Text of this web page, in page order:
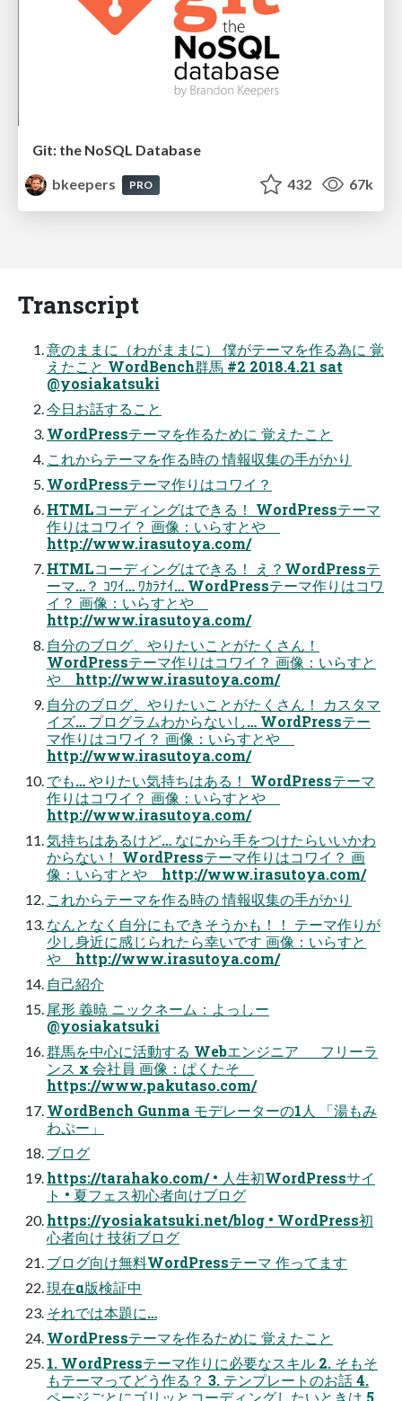
Git: the NoSQL Database
bkeepers
PRO 432 67k
Transcript
意のままに（わがままに） 僕がテーマを作る為に 覚
えたこと WordBench群馬 #2 2018.4.21 sat
@yosiakatsuki
今日お話すること
WordPressテーマを作るために 覚えたこと
これからテーマを作る時の 情報収集の手がかり
WordPressテーマ作りはコワイ？
HTMLコーディングはできる！ WordPressテーマ
作りはコワイ？ 画像：いらすとや
http://www.irasutoya.com/
HTMLコーディングはできる！ え？WordPressテ
ーマ…？ ｺﾜｲ… ﾜｶﾗﾅｲ… WordPressテーマ作りはコワ
イ？ 画像：いらすとや
http://www.irasutoya.com/
自分のブログ、やりたいことがたくさん！
WordPressテーマ作りはコワイ？ 画像：いらすと
や http://www.irasutoya.com/
自分のブログ、やりたいことがたくさん！ カスタマ
イズ… プログラムわからないし… WordPressテー
マ作りはコワイ？ 画像：いらすとや
http://www.irasutoya.com/
でも… やりたい気持ちはある！ WordPressテーマ
作りはコワイ？ 画像：いらすとや
http://www.irasutoya.com/
気持ちはあるけど… なにから手をつけたらいいかわ
からない！ WordPressテーマ作りはコワイ？ 画
像：いらすとや http://www.irasutoya.com/
これからテーマを作る時の 情報収集の手がかり
なんとなく自分にもできそうかも！！ テーマ作りが
少し身近に感じられたら幸いです 画像：いらすと
や http://www.irasutoya.com/
自己紹介
尾形 義暁 ニックネーム：よっしー
@yosiakatsuki
群馬を中心に活動する Webエンジニア フリーラ
ンス x 会社員 画像：ぱくたそ
https://www.pakutaso.com/
WordBench Gunma モデレーターの1人 「湯もみ
わぷー」
ブログ
https://tarahako.com/ • 人生初WordPressサイ
ト • 夏フェス初心者向けブログ
https://yosiakatsuki.net/blog • WordPress初
心者向け 技術ブログ
ブログ向け無料WordPressテーマ 作ってます
現在α版検証中
それでは本題に…
WordPressテーマを作るために 覚えたこと
1. WordPressテーマ作りに必要なスキル 2. そもそ
もテーマってどう作る？ 3. テンプレートのお話 4.
ページごとにゴリッとコーディングしたいときは 5.